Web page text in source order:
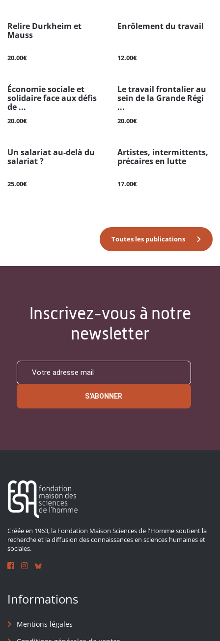
Relire Durkheim et
Mauss
20.00€
Enrôlement du travail
12.00€
Économie sociale et
solidaire face aux défis
de ...
20.00€
Le travail frontalier au
sein de la Grande Régi
...
20.00€
Un salariat au-delà du
salariat ?
25.00€
Artistes, intermittents,
précaires en lutte
17.00€
Toutes les publications
Inscrivez-vous à notre
newsletter
S'ABONNER
Créée en 1963, la Fondation Maison Sciences de l'Homme soutient la
recherche et la diffusion des connaissances en sciences humaines et
sociales.
Informations
Mentions légales